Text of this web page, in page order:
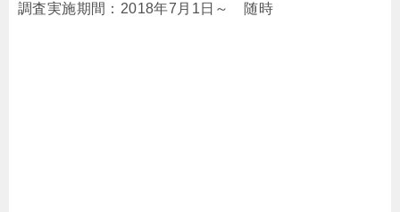
調査実施期間：2018年7月1日～ 随時